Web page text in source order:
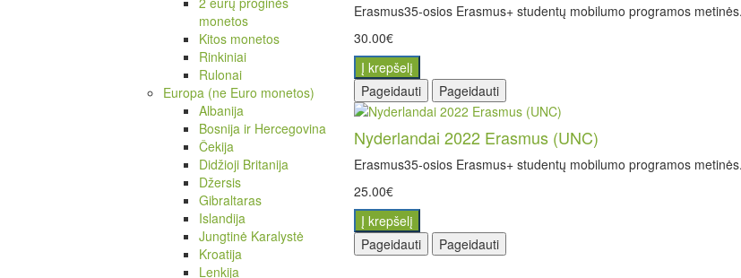
monetos
Kitos monetos
Rinkiniai
Rulonai
Europa (ne Euro monetos)
Albanija
Bosnija ir Hercegovina
Čekija
Didžioji Britanija
Džersis
Gibraltaras
Islandija
Jungtinė Karalystė
Kroatija
Lenkija
Erasmus35-osios Erasmus+ studentų mobilumo programos
30.00€
Į krepšelį
Pageidauti
Pageidauti
Nyderlandai 2022 Erasmus (UNC)
Erasmus35-osios Erasmus+ studentų mobilumo programos
25.00€
Į krepšelį
Pageidauti
Pageidauti